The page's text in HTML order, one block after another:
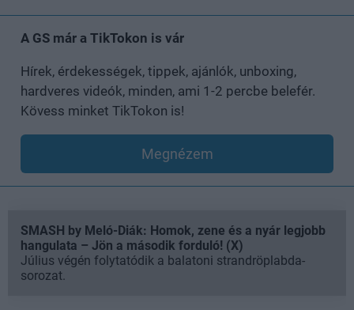
A GS már a TikTokon is vár
Hírek, érdekességek, tippek, ajánlók, unboxing,
hardveres videók, minden, ami 1-2 percbe belefér.
Kövess minket TikTokon is!
Megnézem
SMASH by Meló-Diák: Homok, zene és a nyár legjobb
hangulata – Jön a második forduló! (X)
Július végén folytatódik a balatoni strandröplabda-
sorozat.